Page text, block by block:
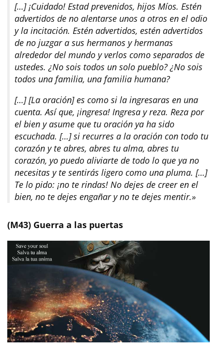
[…] ¡Cuidado! Estad prevenidos, hijos Míos. Estén
advertidos de no alentarse unos a otros en el odio
y la incitación. Estén advertidos, estén advertidos
de no juzgar a sus hermanos y hermanas
alrededor del mundo y verlos como separados de
ustedes. ¿No sois todos un solo pueblo? ¿No sois
todos una familia, una familia humana?
[…] [La oración] es como si la ingresaras en una
cuenta. Así que, ¡ingresa! Ingresa y reza. Reza por
el bien y asume que tu oración ya ha sido
escuchada. […] si recurres a la oración con todo tu
corazón y te abres, abres tu alma, abres tu
corazón, yo puedo aliviarte de todo lo que ya no
necesitas y te sentirás ligero como una pluma. […]
Te lo pido: ¡no te rindas! No dejes de creer en el
bien, no te dejes engañar y no te dejes mentir.»
(M43) Guerra a las puertas